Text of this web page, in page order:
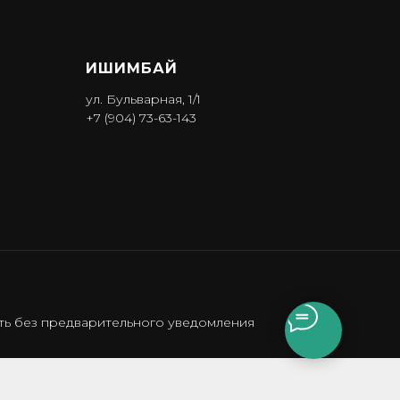
ИШИМБА Й
ул. Бульварная, 1/1
+7 (904) 73-63-143
без предварительного уведомления